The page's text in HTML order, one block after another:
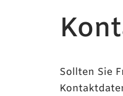
Sollten Sie